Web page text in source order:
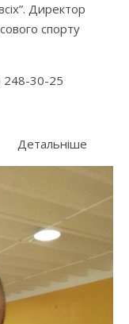
Директор
спорту
248-30-25
Детальніше